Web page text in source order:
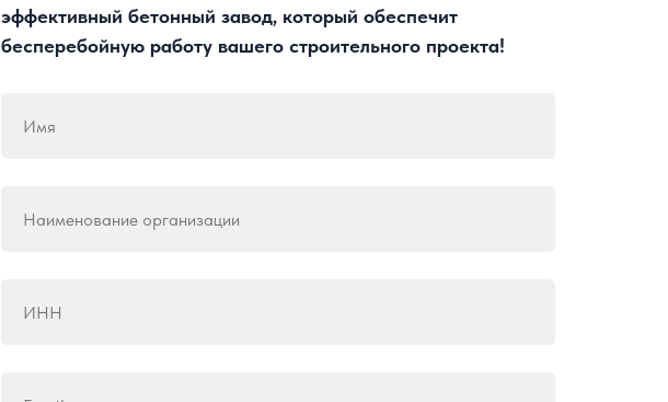
эффективный бетонный завод, который обеспечит
бесперебойную работу вашего строительного проекта!